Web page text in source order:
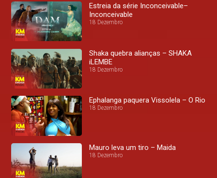
Estreia da série Inconceivable–
Inconceivable
18 Dezembro
Shaka quebra alianças – SHAKA
iLEMBE
18 Dezembro
Ephalanga paquera Vissolela – O Rio
18 Dezembro
Mauro leva um tiro – Maida
18 Dezembro